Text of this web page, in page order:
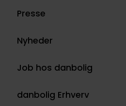
Presse
Nyheder
Job hos danbolig
danbolig Erhverv